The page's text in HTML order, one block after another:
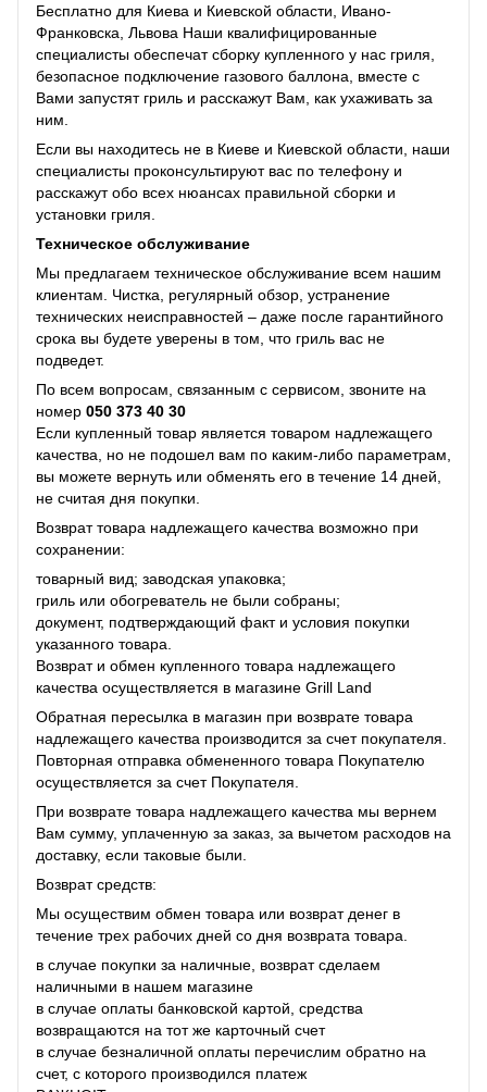
Бесплатно для Киева и Киевской области, Ивано-
Франковска, Львова Наши квалифицированные
специалисты обеспечат сборку купленного у нас гриля,
безопасное подключение газового баллона, вместе с
Вами запустят гриль и расскажут Вам, как ухаживать за
ним.
Если вы находитесь не в Киеве и Киевской области, наши
специалисты проконсультируют вас по телефону и
расскажут обо всех нюансах правильной сборки и
установки гриля.
Техническое обслуживание
Мы предлагаем техническое обслуживание всем нашим
клиентам. Чистка, регулярный обзор, устранение
технических неисправностей – даже после гарантийного
срока вы будете уверены в том, что гриль вас не
подведет.
По всем вопросам, связанным с сервисом, звоните на
номер 050 373 40 30
Если купленный товар является товаром надлежащего
качества, но не подошел вам по каким-либо параметрам,
вы можете вернуть или обменять его в течение 14 дней,
не считая дня покупки.
Возврат товара надлежащего качества возможно при
сохранении:
товарный вид; заводская упаковка;
гриль или обогреватель не были собраны;
документ, подтверждающий факт и условия покупки
указанного товара.
Возврат и обмен купленного товара надлежащего
качества осуществляется в магазине Grill Land
Обратная пересылка в магазин при возврате товара
надлежащего качества производится за счет покупателя.
Повторная отправка обмененного товара Покупателю
осуществляется за счет Покупателя.
При возврате товара надлежащего качества мы вернем
Вам сумму, уплаченную за заказ, за ​​вычетом расходов на
доставку, если таковые были.
Возврат средств:
Мы осуществим обмен товара или возврат денег в
течение трех рабочих дней со дня возврата товара.
в случае покупки за наличные, возврат сделаем
наличными в нашем магазине
в случае оплаты банковской картой, средства
возвращаются на тот же карточный счет
в случае безналичной оплаты перечислим обратно на
счет, с которого производился платеж